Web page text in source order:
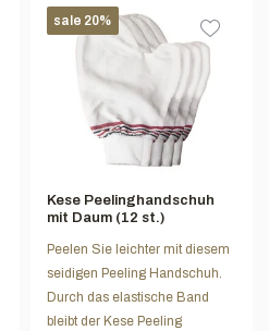
sale 20%
Kese Peelinghandschuh
mit Daum (12 st.)
Peelen Sie leichter mit diesem
seidigen Peeling Handschuh.
Durch das elastische Band
bleibt der Kese Peeling